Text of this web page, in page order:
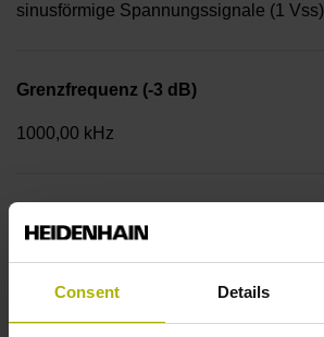
Consent Details
sinusförmige Spannungssignale (1 Vss)
Grenzfrequenz (-3 dB)
1000,00 kHz